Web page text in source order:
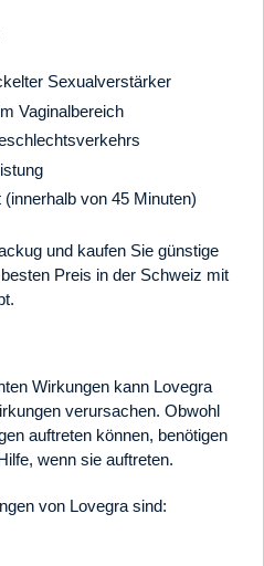
Sexualverstärker
Vaginalbereich
von 45 Minuten)
und kaufen Sie günstige
Preis in der Schweiz mit
Wirkungen kann Lovegra
verursachen. Obwohl
auftreten können, benötigen
wenn sie auftreten.
von Lovegra sind: